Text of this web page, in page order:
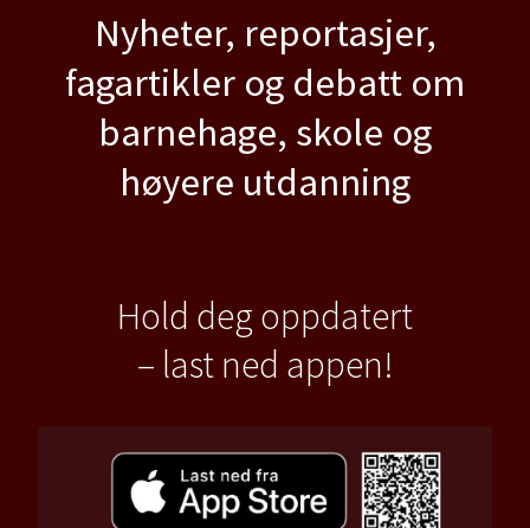
Nyheter, reportasjer,
fagartikler og debatt om
barnehage, skole og
høyere utdanning
Hold deg oppdatert
– last ned appen!